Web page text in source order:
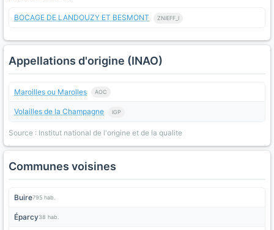
BOCAGE DE LANDOUZY ET BESMONT ZNIEFF_I
Appellations d'origine (INAO)
Maroilles ou Marolles AOC
Volailles de la Champagne IGP
Source : Institut national de l'origine et de la qualite
Communes voisines
Buire795 hab.
Éparcy38 hab.